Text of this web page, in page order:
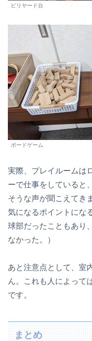
ビリヤード台
ボードゲーム
実際、プレイルームは
ーで仕事をしていると
そうな声が聞こえてき
気になるポイントにな
球部だったこともあり
なかった。）
あと注意点として、室
ん。これも人によって
です。
まとめ